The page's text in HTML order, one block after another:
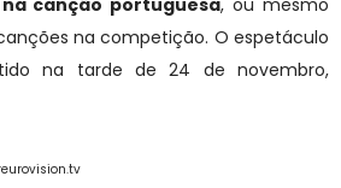
canção portuguesa, ou mesmo
na competição. O espetáculo
na tarde de 24 de novembro,